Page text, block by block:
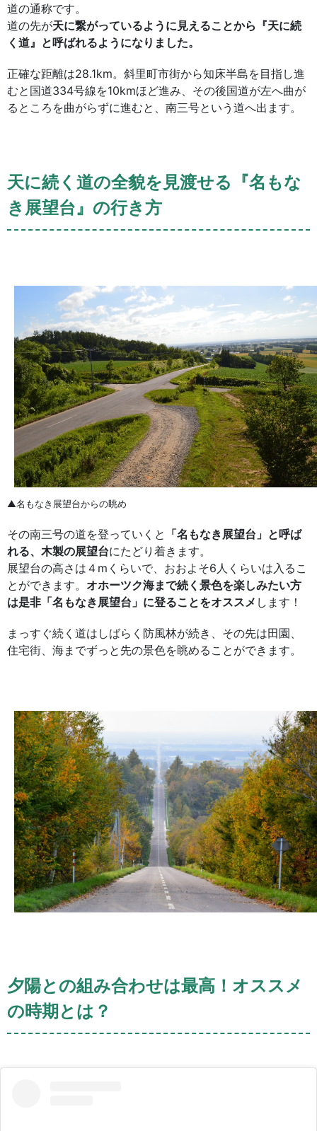
道の通称です。
道の先が天に繋がっているように見えることから『天に続
く道』と呼ばれるようになりました。
正確な距離は28.1km。斜里町市街から知床半島を目指し進
むと国道334号線を10kmほど進み、その後国道が左へ曲が
るところを曲がらずに進むと、南三号という道へ出ます。
天に続く道の全貌を見渡せる『名もな
き展望台』の行き方
▲名もなき展望台からの眺め
その南三号の道を登っていくと 「名もなき展望台」と呼ば
れる、木製の展望台にたどり着きます。
展望台の高さは４mくらいで、おおよそ6人くらいは入るこ
とができます。 オホーツク海まで続く景色を楽しみたい方
は是非「名もなき展望台」に登ることをオススメ します！
まっすぐ続く道はしばらく防風林が続き、その先は田園、
住宅街、海までずっと先の景色を眺めることができます。
夕陽との組み合わせは最高！オススメ
の時期とは？